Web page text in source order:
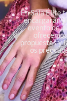
En Sala Élite
encargarán
evento de
propuestas y
os